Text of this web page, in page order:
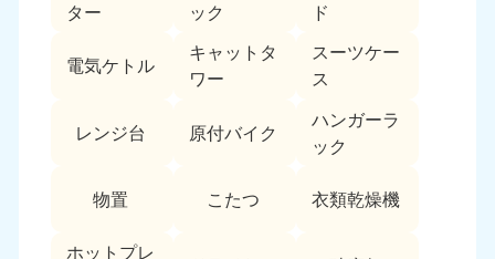
ター
ック
ド
電気ケトル
キャットタ
ワー
スーツケー
ス
レンジ台 原付バイク
ハンガーラ
ック
物置 こたつ 衣類乾燥機
ホットプレ